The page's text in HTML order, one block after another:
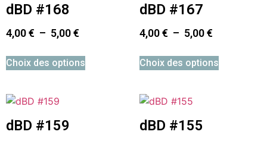
dBD #168
4,00€ – 5,00€
Choix des options
dBD #167
4,00€ – 5,00€
Choix des options
dBD #159 dBD #155